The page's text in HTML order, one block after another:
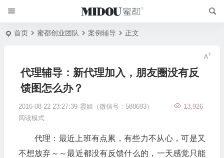
首页 蜜都创业团队 案例辅导 正文
代理辅导：新代理加入，朋友圈没有反
馈图怎么办？
2016-08-22 23:27:39 霞姐（微信号：588693）
13,926
阅读模式
代理：最近上班有点累，有些力不从心，可是又
不想放弃～～最近都没有反馈什么的，一天感觉只能